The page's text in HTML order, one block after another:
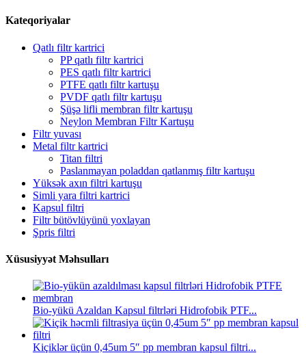
Kateqoriyalar
Qatlı filtr kartrici
PP qatlı filtr kartrici
PES qatlı filtr kartrici
PTFE qatlı filtr kartuşu
PVDF qatlı filtr kartuşu
Şüşə lifli membran filtr kartuşu
Neylon Membran Filtr Kartuşu
Filtr yuvası
Metal filtr kartrici
Titan filtri
Paslanmayan poladdan qatlanmış filtr kartuşu
Yüksək axın filtri kartuşu
Simli yara filtri kartrici
Kapsul filtri
Filtr bütövlüyünü yoxlayan
Şpris filtri
Xüsusiyyət Məhsulları
Bio-yükü Azaldan Kapsul filtrləri Hidrofobik PTF...
Kiçiklər üçün 0,45um 5″ pp membran kapsul filtri...